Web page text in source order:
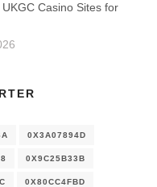
Casino Sites for
0X3A07894D
0X9C25B33B
0X80CC4FBD